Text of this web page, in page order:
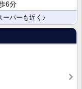
6分
パーも近く♪